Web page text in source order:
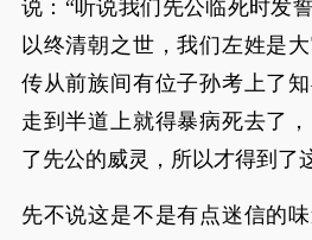
说：“听说我们先公临死时发
以终清朝之世，我们左姓是
传从前族间有位子孙考上了
走到半道上就得暴病死去了
了先公的威灵，所以才得到了
先不说这是不是有点迷信的